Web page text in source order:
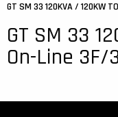
GT SM 33 120KVA / 120KW
GT SM 33
On-Line 3F/